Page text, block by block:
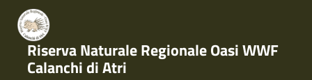
Riserva Naturale Regionale Oasi WWF
Calanchi di Atri